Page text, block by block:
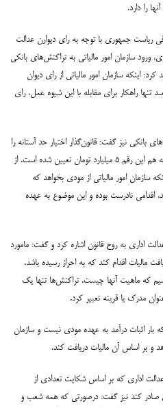
را دارد.
ریاست جمهوری با توجه به رای دیوارن عدالت
ورود سازمان امور مالیاتی به تراکنش‌های بانکی
و تاکید کرد: اینکه سازمان امور مالیاتی از رای دیوان
راهکار برای مقابله با این شیوه عمل، رای
بانکی نیز گفت: قانون‌گذار اختیار حد آستانه را
به موجب آیین‌نامه گذاشته است و در آیین‌نامه هم این رقم ۵ میلیارد تومان تعیین شده است. از
سازمان امور مالیاتی از مودی بخواهد که
نادرست بوده و این موضوع به عهده
اداری به روح قانون اشاره کرد و گفت: مامورد
مالیات اقدام کند که به احراز رسیده باشد.
که ماهیت آنها چیست. تراکنش‌ها تنها یک
مدرک یا قرینه تعبیر کرد.
بار اثبات درآمد به عهده مودی نیست و سازمان
دهد و بر اساس آن مالیات دریافت کند.
اداری که بر اساس شکایت تعدادی از
صادر کند نیز گفت: درصورتی که همه شعب و